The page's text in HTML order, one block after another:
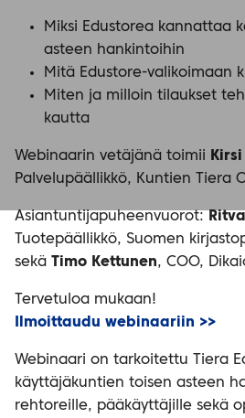
Miksi Edustorea kannattaa
asteen hankintoihin
Mitä Edustore-valikoimaan
Miten ja milloin tilaukset
kautta
Webinaarin vetäjänä toimii
Palvelupäällikkö, Kuntien Tiera
Asiantuntijapuheenvuorot:
Tuotepäällikkö, Suomen
sekä Timo Kettunen, COO,
Tervetuloa mukaan!
Ilmoittaudu webinaariin >>
Webinaari on tarkoitettu Tiera
käyttäjäkuntien toisen asteen
rehtoreille, pääkäyttäjille sekä